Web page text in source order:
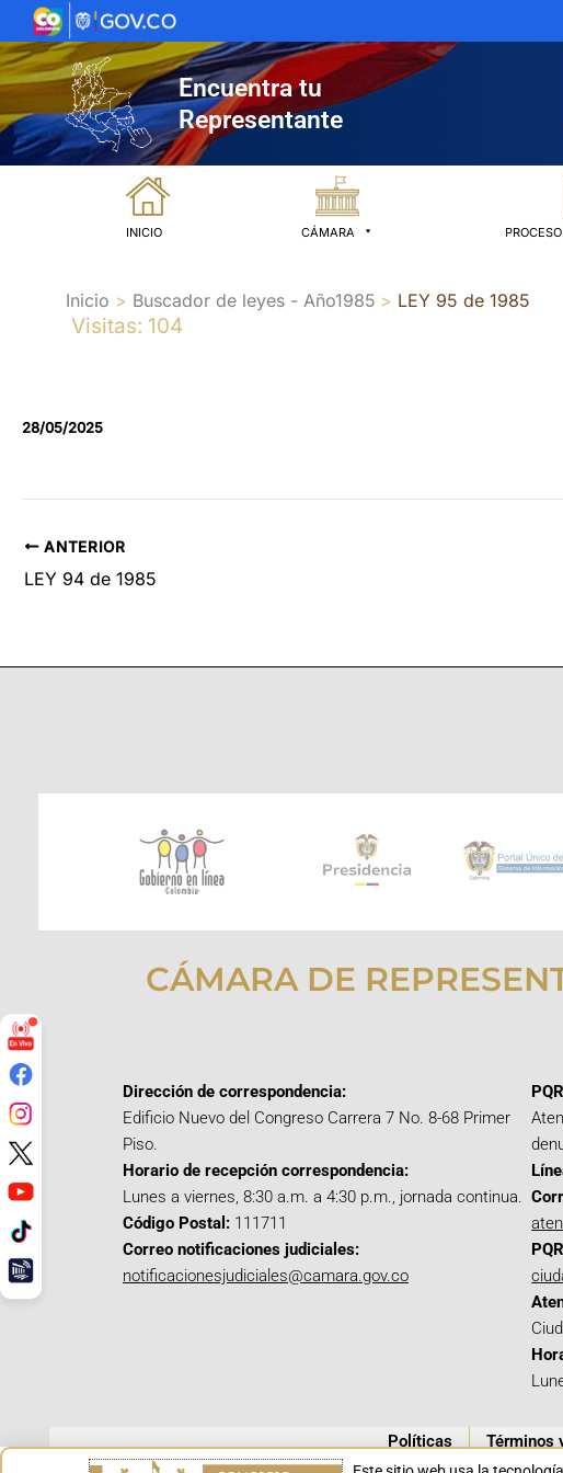
al
contenido
Encuentra tu
Representante
INICIO CÁMARA
Inicio Buscador de leyes - Año1985 LEY 95 de 1985
Visitas: 104
28/05/2025
ANTERIOR
LEY 94 de 1985
CÁMARA DE
Dirección de correspondencia:
Edificio Nuevo del Congreso Carrera 7 No. 8-68 Primer
Piso.
Horario de recepción correspondencia:
Lunes a viernes, 8:30 a.m. a 4:30 p.m., jornada continua.
Código Postal: 111711
Correo notificaciones judiciales:
notificacionesjudiciales@camara.gov.co
Políticas Términos